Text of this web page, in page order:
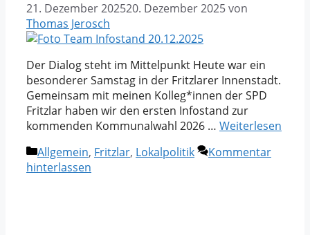
21. Dezember 202520. Dezember 2025von
Thomas Jerosch
Der Dialog steht im Mittelpunkt Heute war ein
besonderer Samstag in der Fritzlarer Innenstadt.
Gemeinsam mit meinen Kolleg*innen der SPD
Fritzlar haben wir den ersten Infostand zur
kommenden Kommunalwahl 2026 … Weiterlesen
Kategorien
Allgemein, Fritzlar, Lokalpolitik
Kommentar
hinterlassen